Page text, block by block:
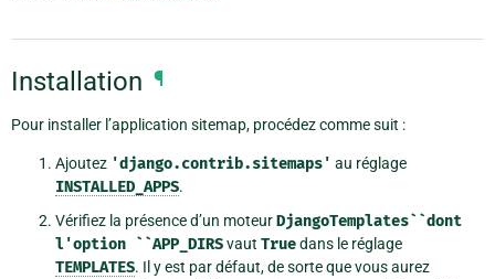
Installation ¶
Pour installer l’application sitemap, procédez comme suit :
Ajoutez 'django.contrib.sitemaps' au réglage
INSTALLED_APPS.
Vérifiez la présence d’un moteurDjangoTemplates``dont
l'option ``APP_DIRSvaut Truedans le réglage
TEMPLATES. Il y est par défaut, de sorte que vous aurez